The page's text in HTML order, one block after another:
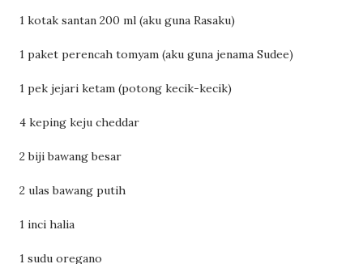
1 kotak santan 200 ml (aku guna Rasaku)
1 paket perencah tomyam (aku guna jenama Sudee)
1 pek jejari ketam (potong kecik-kecik)
4 keping keju cheddar
2 biji bawang besar
2 ulas bawang putih
1 inci halia
1 sudu oregano